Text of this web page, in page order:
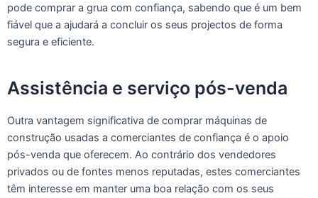
pode comprar a grua com confiança, sabendo que é um bem
fiável que a ajudará a concluir os seus projectos de forma
segura e eficiente.
Assistência e serviço pós-venda
Outra vantagem significativa de comprar máquinas de
construção usadas a comerciantes de confiança é o apoio
pós-venda que oferecem. Ao contrário dos vendedores
privados ou de fontes menos reputadas, estes comerciantes
têm interesse em manter uma boa relação com os seus